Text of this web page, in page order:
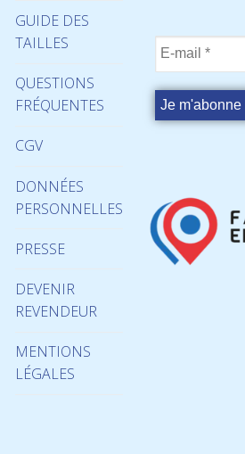
GUIDE DES
TAILLES
QUESTIONS
FRÉQUENTES
CGV
DONNÉES
PERSONNELLES
PRESSE
DEVENIR
REVENDEUR
MENTIONS
LÉGALES